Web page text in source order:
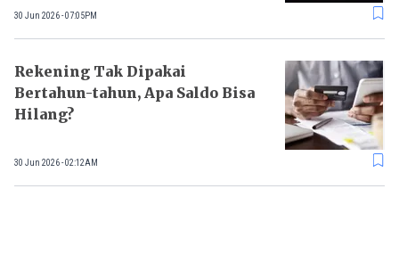
30 Jun 2026 - 07:05PM
Rekening Tak Dipakai
Bertahun-tahun, Apa Saldo Bisa
Hilang?
30 Jun 2026 - 02:12AM